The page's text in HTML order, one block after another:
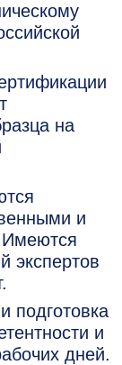
на
и
Имеются
экспертов
подготовка
и
дней.